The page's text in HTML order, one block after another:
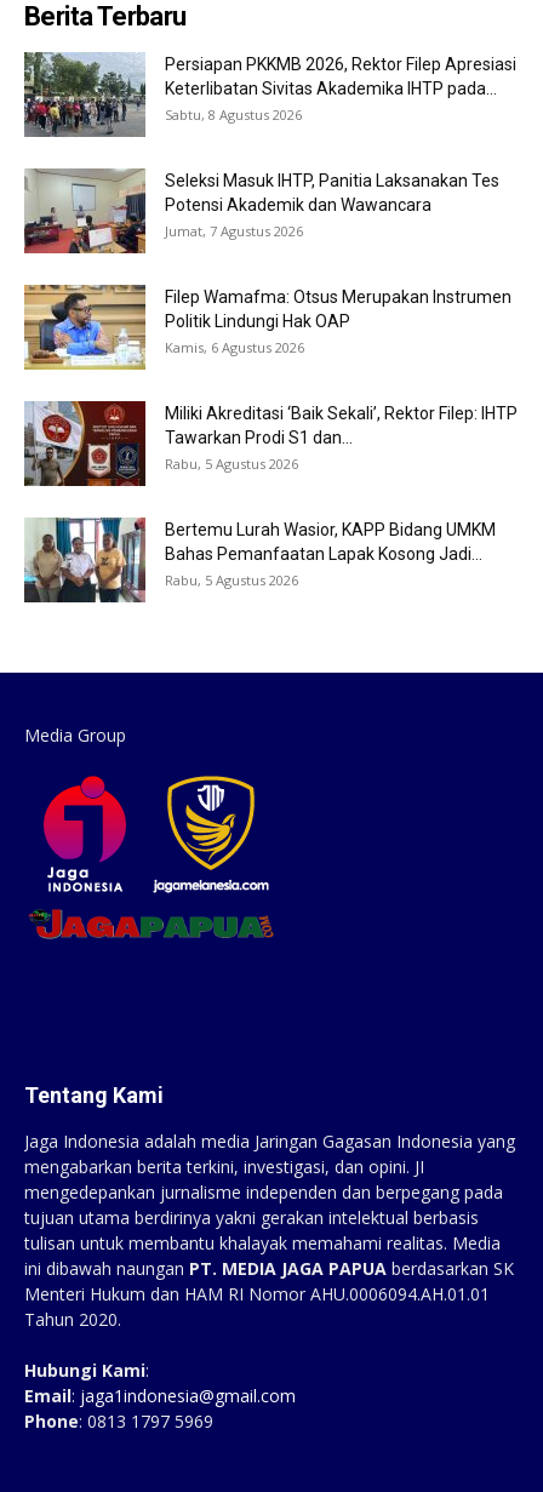
Berita Terbaru
Persiapan PKKMB 2026, Rektor Filep Apresiasi
Keterlibatan Sivitas Akademika IHTP pada...
Sabtu, 8 Agustus 2026
Seleksi Masuk IHTP, Panitia Laksanakan Tes
Potensi Akademik dan Wawancara
Jumat, 7 Agustus 2026
Filep Wamafma: Otsus Merupakan Instrumen
Politik Lindungi Hak OAP
Kamis, 6 Agustus 2026
Miliki Akreditasi ‘Baik Sekali’, Rektor Filep: IHTP
Tawarkan Prodi S1 dan...
Rabu, 5 Agustus 2026
Bertemu Lurah Wasior, KAPP Bidang UMKM
Bahas Pemanfaatan Lapak Kosong Jadi...
Rabu, 5 Agustus 2026
Media Group
Tentang Kami
Jaga Indonesia adalah media Jaringan Gagasan Indonesia yang
mengabarkan berita terkini, investigasi, dan opini. JI
mengedepankan jurnalisme independen dan berpegang pada
tujuan utama berdirinya yakni gerakan intelektual berbasis
tulisan untuk membantu khalayak memahami realitas. Media
ini dibawah naungan PT. MEDIA JAGA PAPUA berdasarkan SK
Menteri Hukum dan HAM RI Nomor AHU.0006094.AH.01.01
Tahun 2020.
Hubungi Kami:
Email: jaga1indonesia@gmail.com
Phone: 0813 1797 5969